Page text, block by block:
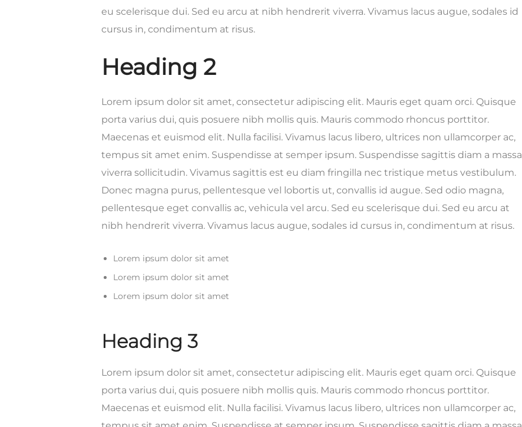
eu scelerisque dui. Sed eu arcu at nibh hendrerit viverra. Vivamus lacus augue, sodales id
cursus in, condimentum at risus.
Heading 2
Lorem ipsum dolor sit amet, consectetur adipiscing elit. Mauris eget quam orci. Quisque
porta varius dui, quis posuere nibh mollis quis. Mauris commodo rhoncus porttitor.
Maecenas et euismod elit. Nulla facilisi. Vivamus lacus libero, ultrices non ullamcorper ac,
tempus sit amet enim. Suspendisse at semper ipsum. Suspendisse sagittis diam a massa
viverra sollicitudin. Vivamus sagittis est eu diam fringilla nec tristique metus vestibulum.
Donec magna purus, pellentesque vel lobortis ut, convallis id augue. Sed odio magna,
pellentesque eget convallis ac, vehicula vel arcu. Sed eu scelerisque dui. Sed eu arcu at
nibh hendrerit viverra. Vivamus lacus augue, sodales id cursus in, condimentum at risus.
Lorem ipsum dolor sit amet
Lorem ipsum dolor sit amet
Lorem ipsum dolor sit amet
Heading 3
Lorem ipsum dolor sit amet, consectetur adipiscing elit. Mauris eget quam orci. Quisque
porta varius dui, quis posuere nibh mollis quis. Mauris commodo rhoncus porttitor.
Maecenas et euismod elit. Nulla facilisi. Vivamus lacus libero, ultrices non ullamcorper ac,